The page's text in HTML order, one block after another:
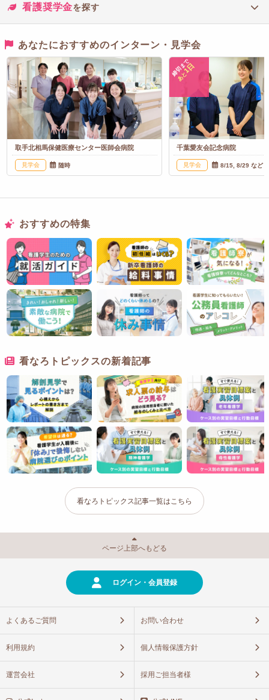
看護奨学金を探す
あなたにおすすめのインターン・見学会
取手北相馬保健医療センター医師会病院
見学会 随時
締切まで
あと
1日
千葉愛友会記念病院
見学会 8/15, 8/29 など
おすすめの特集
看なろトピックスの新着記事
看なろトピックス記事一覧はこちら
ページ上部へもどる
ログイン・会員登録
よくあるご質問 お問い合わせ
利用規約 個人情報保護方針
運営会社 採用ご担当者様